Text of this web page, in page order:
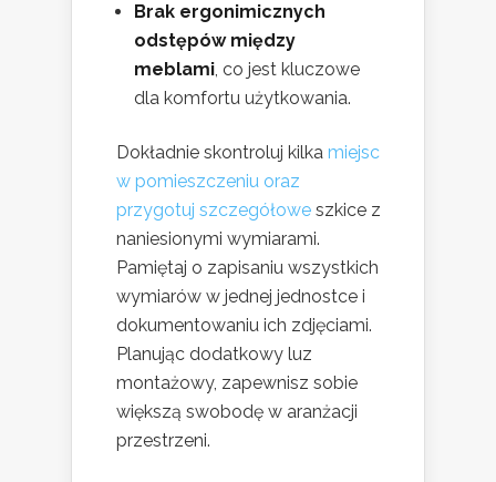
Brak ergonimicznych
odstępów między
meblami, co jest kluczowe
dla komfortu użytkowania.
Dokładnie skontroluj kilka miejsc
w pomieszczeniu oraz
przygotuj szczegółowe szkice z
naniesionymi wymiarami.
Pamiętaj o zapisaniu wszystkich
wymiarów w jednej jednostce i
dokumentowaniu ich zdjęciami.
Planując dodatkowy luz
montażowy, zapewnisz sobie
większą swobodę w aranżacji
przestrzeni.